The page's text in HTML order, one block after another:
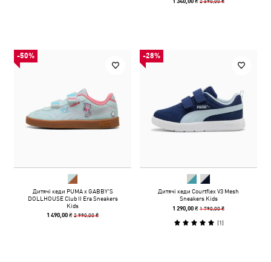
-50%
Дитячі кеди PUMA x GABBY'S
DOLLHOUSE Club II Era Sneakers
Kids
1 490,00 ₴2 990,00 ₴
-28%
Дитячі кеди Courtflex V3 Mesh
Sneakers Kids
1 290,00 ₴1 790,00 ₴
(1)